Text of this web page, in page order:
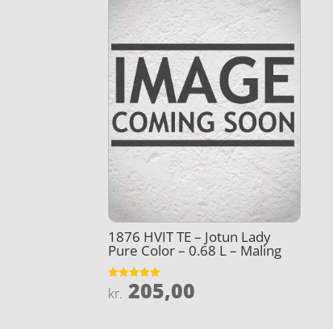
1876 HVIT TE – Jotun Lady
Pure Color – 0.68 L – Maling
Vurderet
5
kr. 205,00